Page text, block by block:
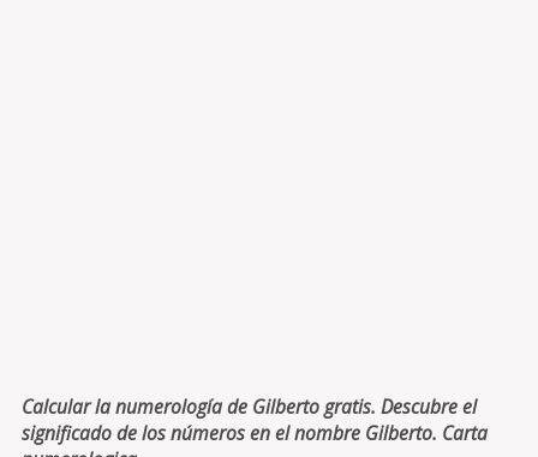
Calcular la numerología de Gilberto gratis. Descubre el
significado de los números en el nombre Gilberto. Carta